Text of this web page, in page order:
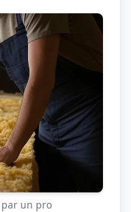
un pro